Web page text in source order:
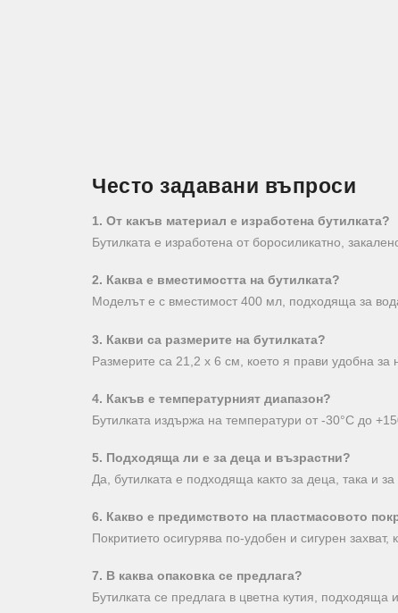
Често задавани въпроси
1. От какъв материал е изработена бутилката?
Бутилката е изработена от боросиликатно,
2. Каква е вместимостта на бутилката?
Моделът е с вместимост 400 мл, подходяща за
3. Какви са размерите на бутилката?
Размерите са 21,2 x 6 см, което я прави удобна за
4. Какъв е температурният диапазон?
Бутилката издържа на температури от -30°C до
5. Подходяща ли е за деца и възрастни?
Да, бутилката е подходяща както за деца, така и за
6. Какво е предимството на пластмасовото
Покритието осигурява по-удобен и сигурен
7. В каква опаковка се предлага?
Бутилката се предлага в цветна кутия, подходяща